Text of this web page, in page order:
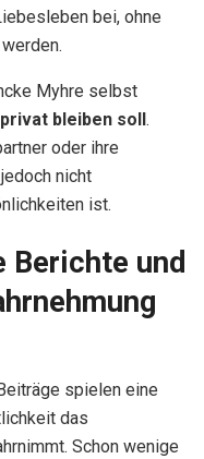
bei, ohne
Myhre selbst
privat bleiben soll.
oder ihre
nicht
ist.
Berichte und
spielen eine
das
Schon wenige